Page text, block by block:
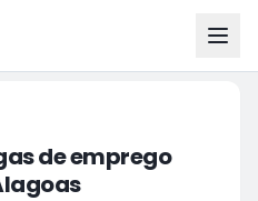
de emprego